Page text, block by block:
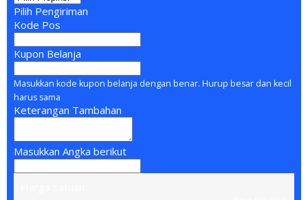
Pilih Pengiriman
Kode Pos
Kupon Belanja
Masukkan kode kupon belanja dengan benar. Hurup besar dan kecil
harus sama
Keterangan Tambahan
Masukkan Angka berikut